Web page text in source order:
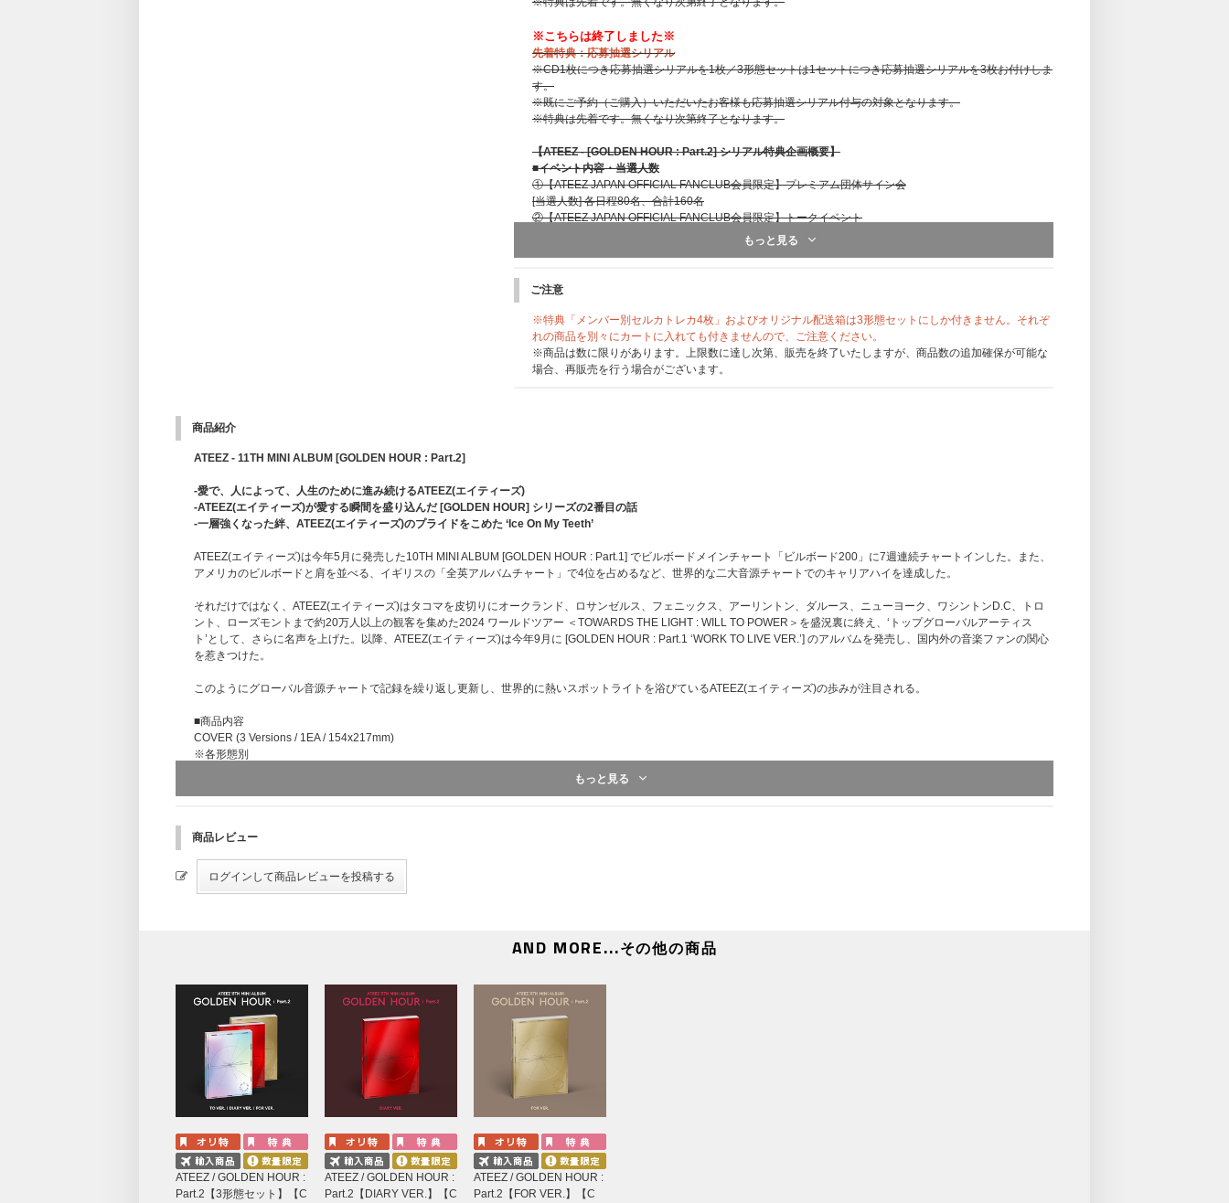
※こちらは終了しました※
先着特典：応募抽選シリアル
※CD1枚につき応募抽選シリアルを1枚／3形態セットは1セットにつき応募抽選シリアルを3枚お付けしま
す。
※既にご予約（ご購入）いただいたお客様も応募抽選シリアル付与の対象となります。
※特典は先着です。無くなり次第終了となります。
【ATEEZ - [GOLDEN HOUR : Part.2] シリアル特典企画概要】
■イベント内容・当選人数
①【ATEEZ JAPAN OFFICIAL FANCLUB会員限定】プレミアム団体サイン会
[当選人数] 各日程80名、合計160名
②【ATEEZ JAPAN OFFICIAL FANCLUB会員限定】トークイベント
★トークイベント内でメンバーが抽選をし、参加者の方から各日程16名様に直筆サイン入りチェキをプレ
③メンバー別サイン会（※希望メンバー選択可）
[当選人数] 各日程800名（各日程：各メンバー100名）、合計1,600名
※各日程 [1部] [2部] の2部開催となります。
④メンバー別ハイタッチ会（※希望メンバー選択可）
[当選人数] 各日程800名（各日程：各メンバー100名）、合計1,600名
⑤団体ハイタッチ会
＜応募方法＞
下記応募対象商品を1枚ご購入いただくと、応募抽選シリアルを1枚差し上げます。
■応募についてご案内
[1回目]
対象：【ATEEZ JAPAN OFFICIAL FANCLUB会員限定】プレミアム団体サイン会、メンバー別ハイタッチ
会
[2回目]
[3回目]
対象：メンバー別サイン会
※上記応募期間以外はご応募いただけません。あらかじめご了承ください。
※商品が届かない、受け取れない等の理由を含め、いかなる場合も上記応募期間以外はご応募いただけま
※オンラインショップにてご購入の方は、商品受取日と上記スケジュールを必ずご自身でご確認の上、ご
購入・ご応募ください。
応募抽選シリアル詳細はこちらをご確認ください。
もっと見る
ご注意
※特典「メンバー別セルカトレカ4枚」およびオリジナル配送箱は3形態セットにしか付きません。それぞ
れの商品を別々にカートに入れても付きませんので、ご注意ください。
※商品は数に限りがあります。上限数に達し次第、販売を終了いたしますが、商品数の追加確保が可能な
場合、再販売を行う場合がございます。
商品紹介
ATEEZ - 11TH MINI ALBUM [GOLDEN HOUR : Part.2]
-愛で、人によって、人生のために進み続けるATEEZ(エイティーズ)
-ATEEZ(エイティーズ)が愛する瞬間を盛り込んだ [GOLDEN HOUR] シリーズの2番目の話
-一層強くなった絆、ATEEZ(エイティーズ)のプライドをこめた ‘Ice On My Teeth’
ATEEZ(エイティーズ)は今年5月に発売した10TH MINI ALBUM [GOLDEN HOUR : Part.1] でビルボードメインチャート「ビルボード200」に7週連続チャートインした。また、
アメリカのビルボードと肩を並べる、イギリスの「全英アルバムチャート」で4位を占めるなど、世界的な二大音源チャートでのキャリアハイを達成した。
それだけではなく、ATEEZ(エイティーズ)はタコマを皮切りにオークランド、ロサンゼルス、フェニックス、アーリントン、ダルース、ニューヨーク、ワシントンD.C、トロ
ント、ローズモントまで約20万人以上の観客を集めた2024 ワールドツアー ＜TOWARDS THE LIGHT : WILL TO POWER＞を盛況裏に終え、‘トップグローバルアーティス
ト’として、さらに名声を上げた。以降、ATEEZ(エイティーズ)は今年9月に [GOLDEN HOUR : Part.1 ‘WORK TO LIVE VER.’] のアルバムを発売し、国内外の音楽ファンの関心
を惹きつけた。
このようにグローバル音源チャートで記録を繰り返し更新し、世界的に熱いスポットライトを浴びているATEEZ(エイティーズ)の歩みが注目される。
■商品内容
COVER (3 Versions / 1EA / 154x217mm)
※各形態別
LOGO STICKER (3 Versions / 1EA / 75x16mm)
ORNAMENT (3 Versions / 1EA / 60x60mm)
※各形態別
※各形態別
TEXTCARD (3 Versions / 1EA / 100x130mm)
※各形態別
PHOTOFRAME & POSTCARD SET (3 Versions / 1EA / 145x205mm)
※各形態別
POSTCARD (3 Versions / RANDOM 1EA (1 out of 8) / 108x170mm)
※各形態別（8種よりランダム1種）
FOLDED POSTER (3 Versions / 1EA / 210x296mm)
※各形態別
※サイズや商品内容は制作元の事情により事前告知無しに変更になる場合がございます。あらかじめご了承ください。
もっと見る
商品レビュー
AND MORE...その他の商品
ATEEZ / GOLDEN HOUR :
Part.2【3形態セット】【C
ATEEZ / GOLDEN HOUR :
Part.2【DIARY VER.】【C
ATEEZ / GOLDEN HOUR :
Part.2【FOR VER.】【C